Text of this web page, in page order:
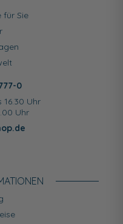
für Sie
0
16.30 Uhr
Uhr